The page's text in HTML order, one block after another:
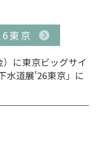
東京
に東京ビッグサイ
水道展'26東京」に